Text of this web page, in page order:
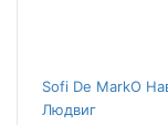
Sofi De MarkO
Людвиг